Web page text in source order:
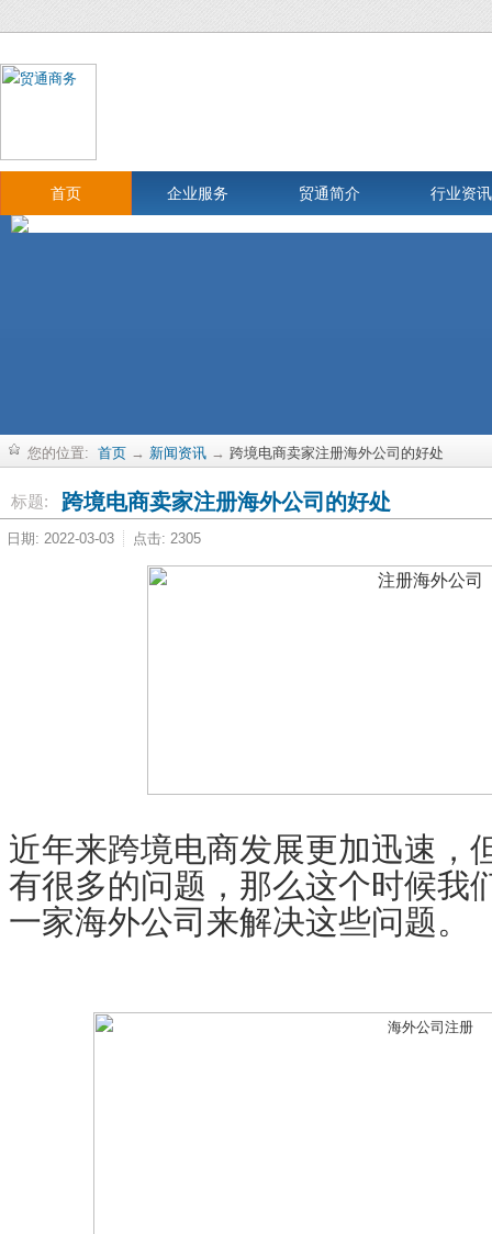
首页 企业服务 贸通简介 行业资讯
您的位置: 首页 → 新闻资讯 → 跨境电商卖家注册海外公司的好处
标题: 跨境电商卖家注册海外公司的好处
日期: 2022-03-03 点击: 2305
近年来跨境电商发展更加迅速，
有很多的问题，那么这个时候我
一家海外公司来解决这些问题。